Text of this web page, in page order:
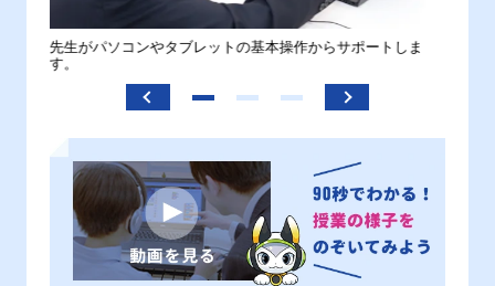
先生がパソコンやタブレットの基本操作からサポートしま
す。